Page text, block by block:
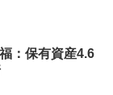
：保有資産4.6